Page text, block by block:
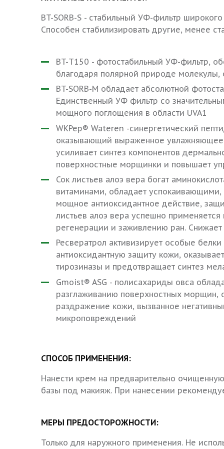
BT-SORB-S - стабильный УФ-фильтр
Способен стабилизировать другие, менее
BT-T150 - фотостабильный УФ-фильтр,
благодаря полярной природе молекулы,
BT-SORB-M обладает абсолютной
Единственный УФ фильтр со
мощного поглощения в области UVA1
WKPep® Wateren -синергетический
оказывающий выраженное увлажняющее
усиливает синтез компонентов
поверхностные морщинки и повышает
Сок листьев алоэ вера богат
витаминами, обладает
мощное антиоксидантное действие,
листьев алоэ вера успешно
регенерации и заживлению ран.
Ресвератрол активизирует особые
антиоксидантную защиту кожи,
тирозиназы и предотвращает синтез
Gmoist® ASG - полисахариды овса
разглаживанию поверхностных
раздражение кожи, вызванное
микроповреждений
СПОСОБ ПРИМЕНЕНИЯ:
Нанести крем на предварительно
базы под макияж. При нанесении
МЕРЫ ПРЕДОСТОРОЖНОСТИ:
Только для наружного применения. Не